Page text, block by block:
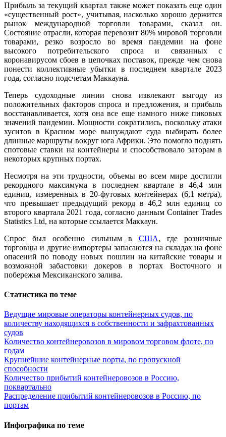
Прибыль за текущий квартал также может показать еще один
«существенный рост», учитывая, насколько хорошо держится
рынок международной торговли товарами, сказал он.
Состояние отрасли, которая перевозит 80% мировой торговли
товарами, резко возросло во время пандемии на фоне
высокого потребительского спроса и связанных с
коронавирусом сбоев в цепочках поставок, прежде чем снова
понести коллективные убытки в последнем квартале 2023
года, согласно подсчетам Маккауна.
Теперь судоходные линии снова извлекают выгоду из
положительных факторов спроса и предложения, и прибыль
восстанавливается, хотя она все еще намного ниже пиковых
значений пандемии. Мощности сократились, поскольку атаки
хуситов в Красном море вынуждают суда выбирать более
длинные маршруты вокруг юга Африки. Это помогло поднять
спотовые ставки на контейнеры и способствовало заторам в
некоторых крупных портах.
Несмотря на эти трудности, объемы во всем мире достигли
рекордного максимума в последнем квартале в 46,4 млн
единиц, измеренных в 20-футовых контейнерах (6,1 метра),
что превышает предыдущий рекорд в 46,2 млн единиц со
второго квартала 2021 года, согласно данным Container Trades
Statistics Ltd, на которые ссылается Маккаун.
Спрос был особенно сильным вСША, где розничные
торговцы и другие импортеры запасаются на складах на фоне
опасений по поводу новых пошлин на китайские товары и
возможной забастовки докеров в портах Восточного и
побережья Мексиканского залива.
Статистика по теме
Ведущие мировые операторы контейнерных судов, по
количеству находящихся в собственности и зафрахтованных
судов
Количество контейнеровозов в мировом торговом флоте, по
годам
Крупнейшие контейнерные порты, по пропускной
способности
Количество прибытий контейнеровозов в Россию,
поквартально
Распределение прибытий контейнеровозов в Россию, по
портам
Инфографика по теме